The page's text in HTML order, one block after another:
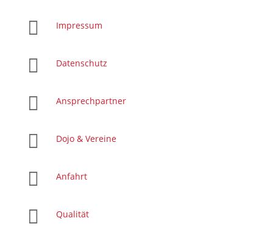
 Impressum
 Datenschutz
 Ansprechpartner
 Dojo & Vereine
 Anfahrt
 Qualität